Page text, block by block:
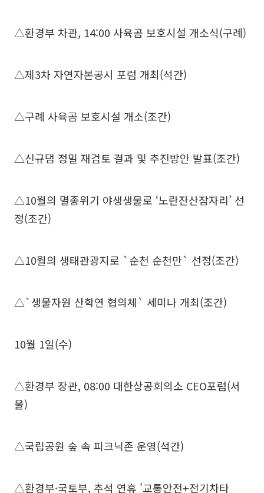
△환경부 차관, 14:00 사육곰 보호시설 개소식(구례)
△제3차 자연자본공시 포럼 개최(석간)
△구례 사육곰 보호시설 개소(조간)
△신규댐 정밀 재검토 결과 및 추진방안 발표(조간)
△10월의 멸종위기 야생생물로 ‘노란잔산잠자리’ 선
정(조간)
△10월의 생태관광지로 `순천 순천만` 선정(조간)
△`생물자원 산학연 협의체` 세미나 개최(조간)
10월 1일(수)
△환경부 장관, 08:00 대한상공회의소 CEO포럼(서
울)
△국립공원 숲 속 피크닉존 운영(석간)
△환경부·국토부, 추석 연휴 '교통안전+전기차타